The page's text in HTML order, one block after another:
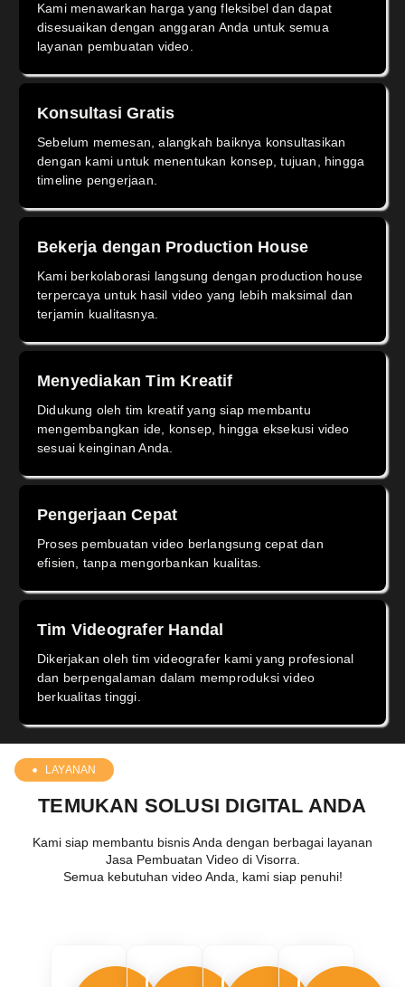
Kami menawarkan harga yang fleksibel dan dapat
disesuaikan dengan anggaran Anda untuk semua
layanan pembuatan video.
Konsultasi Gratis
Sebelum memesan, alangkah baiknya konsultasikan
dengan kami untuk menentukan konsep, tujuan, hingga
timeline pengerjaan.
Bekerja dengan Production House
Kami berkolaborasi langsung dengan production house
terpercaya untuk hasil video yang lebih maksimal dan
terjamin kualitasnya.
Menyediakan Tim Kreatif
Didukung oleh tim kreatif yang siap membantu
mengembangkan ide, konsep, hingga eksekusi video
sesuai keinginan Anda.
Pengerjaan Cepat
Proses pembuatan video berlangsung cepat dan
efisien, tanpa mengorbankan kualitas.
Tim Videografer Handal
Dikerjakan oleh tim videografer kami yang profesional
dan berpengalaman dalam memproduksi video
berkualitas tinggi.
LAYANAN
TEMUKAN SOLUSI DIGITAL ANDA
Kami siap membantu bisnis Anda dengan berbagai layanan
Jasa Pembuatan Video di Visorra.
Semua kebutuhan video Anda, kami siap penuhi!